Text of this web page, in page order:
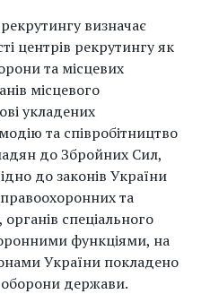
визначає
центрів рекрутингу як
та місцевих
місцевого
укладених
та співробітництво
до Збройних Сил,
до законів України
та
спеціального
функціями, на
України покладено
оборони держави.